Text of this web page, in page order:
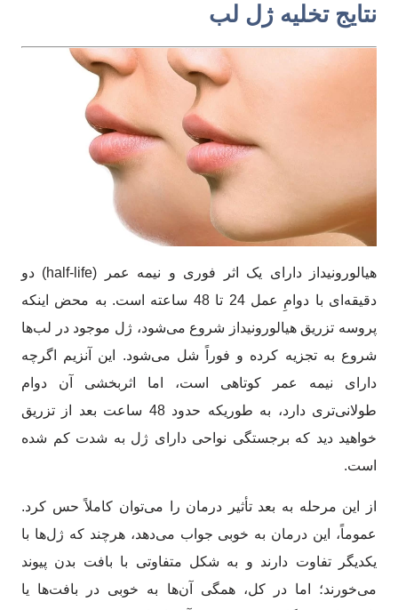
نتایج تخلیه ژل لب
هیالورونیداز دارای یک اثر فوری و نیمه عمر (half-life) دو
دقیقه‌ای با دوامِ عمل 24 تا 48 ساعته است. به محض اینکه
پروسه تزریق هیالورونیداز شروع می‌شود، ژل موجود در لب‌ها
شروع به تجزیه کرده و فوراً شل می‌شود. این آنزیم اگرچه
دارای نیمه عمر کوتاهی است، اما اثربخشی آن دوام
طولانی‌تری دارد، به طوریکه حدود 48 ساعت بعد از تزریق
خواهید دید که برجستگی نواحی دارای ژل به شدت کم شده
است.
از این مرحله به بعد تأثیر درمان را می‌توان کاملاً حس کرد.
عموماً، این درمان به خوبی جواب می‌دهد، هرچند که ژل‌ها با
یکدیگر تفاوت دارند و به شکل متفاوتی با بافت بدن پیوند
می‌خورند؛ اما در کل، همگی آن‌ها به خوبی در بافت‌ها یا